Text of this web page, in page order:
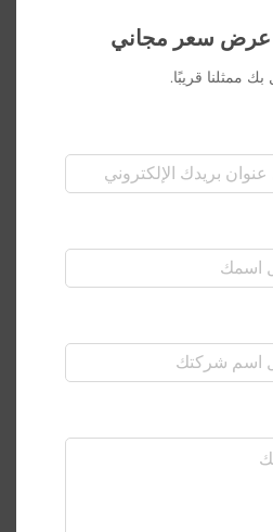
عرض سعر مجاني
ممثلنا قريبًا.